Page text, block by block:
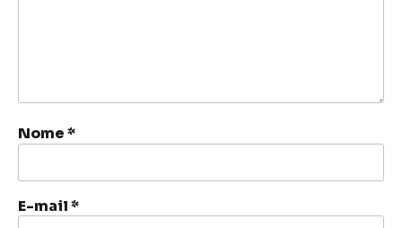
Nome*
E-mail*